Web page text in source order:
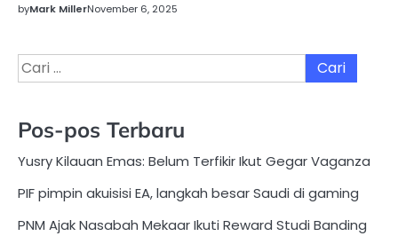
byMark MillerNovember 6, 2025
Cari
untuk:
Pos-pos Terbaru
Yusry Kilauan Emas: Belum Terfikir Ikut Gegar Vaganza
PIF pimpin akuisisi EA, langkah besar Saudi di gaming
PNM Ajak Nasabah Mekaar Ikuti Reward Studi Banding